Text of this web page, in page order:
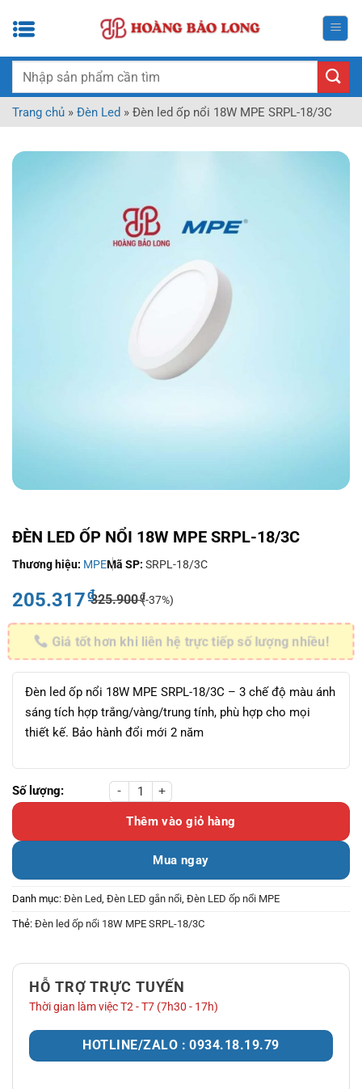
qua
dung
Tìm
Trang chủ » Đèn Led » Đèn led ốp nổi 18W MPE SRPL-18/3C
ĐÈN LED ỐP NỔI 18W MPE SRPL-18/3C
Thương hiệu: MPEMã SP: SRPL-18/3C
205.317₫325.900₫(-37%)
Giá tốt hơn khi liên hệ trực tiếp số lượng nhiều!
Đèn led ốp nổi 18W MPE SRPL-18/3C – 3 chế độ màu ánh
sáng tích hợp trắng/vàng/trung tính, phù hợp cho mọi
thiết kế. Bảo hành đổi mới 2 năm
Đèn led ốp nổi 18W MPE SRPL-18/3C số lượng
Thêm vào giỏ hàng
Mua ngay
Danh mục: Đèn Led, Đèn LED gắn nổi, Đèn LED ốp nổi MPE
Thẻ: Đèn led ốp nổi 18W MPE SRPL-18/3C
HỖ TRỢ TRỰC TUYẾN
Thời gian làm việc T2 - T7 (7h30 - 17h)
HOTLINE/ZALO : 0934.18.19.79